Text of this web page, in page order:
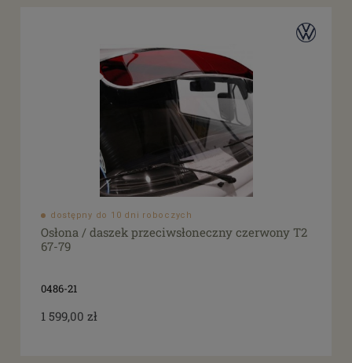
dostępny do 10 dni roboczych
Osłona / daszek przeciwsłoneczny czerwony T2
67-79
0486-21
1 599,00 zł